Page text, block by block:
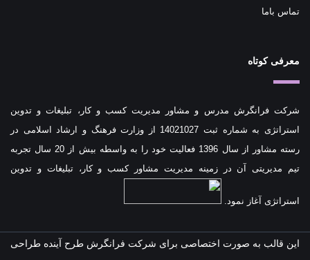
تماس باما
معرفی کوتاه
شرکت فرانگرش مدرس و مشاور مدیریت کسب و کار، تبلیغات و تدوین
استراتژی به شماره ثبت 14021027 از وزارت فرهنگ و ارشاد اسلامی در
رسته مشاور از سال 1396 فعالیت خود را به واسطه بیش از 20 سال تجربه
تیم مدیریتی آن در زمینه مدیریت مشاور کسب و کار، تبلیغات و تدوین
استراتژی آغاز نمود.
این قالب به صورت اختصاصی برای شرکت فرانگرش طرح آینده طراحی